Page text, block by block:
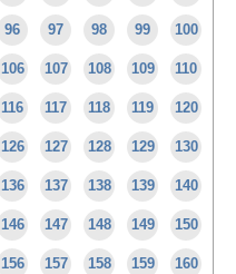
96 97 98 99 100
106 107 108 109 110
116 117 118 119 120
126 127 128 129 130
136 137 138 139 140
146 147 148 149 150
156 157 158 159 160